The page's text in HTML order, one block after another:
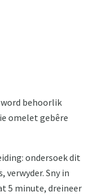
behoorlik
omelet gebêre
ondersoek dit
verwyder. Sny in
5 minute, dreineer